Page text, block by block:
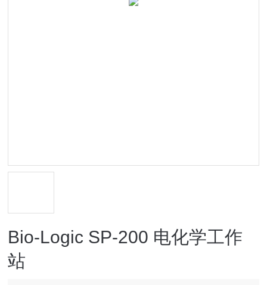
Bio-Logic SP-200 电化学工作
站